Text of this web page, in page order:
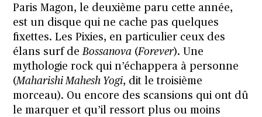
Paris Magon, le deuxième paru cette année,
est un disque qui ne cache pas quelques
fixettes. Les Pixies, en particulier ceux des
élans surf deBossanova (Forever). Une
mythologie rock qui n’échappera à personne
(Maharishi Mahesh Yogi, dit le troisième
morceau). Ou encore des scansions qui ont dû
le marquer et qu’il ressort plus ou moins